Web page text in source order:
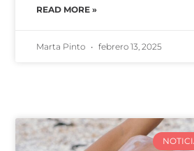
READ MORE »
Marta Pinto febrero 13, 2025